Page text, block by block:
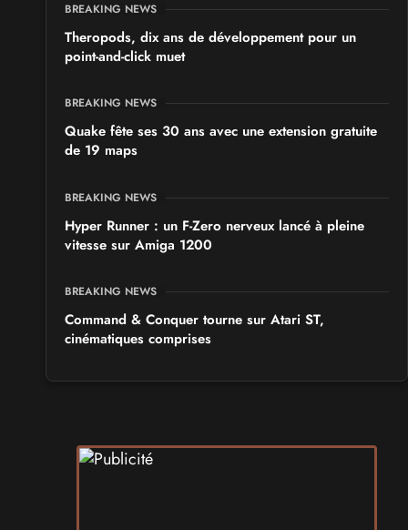
BREAKING NEWS
Theropods, dix ans de développement pour un
point-and-click muet
BREAKING NEWS
Quake fête ses 30 ans avec une extension gratuite
de 19 maps
BREAKING NEWS
Hyper Runner : un F-Zero nerveux lancé à pleine
vitesse sur Amiga 1200
BREAKING NEWS
Command & Conquer tourne sur Atari ST,
cinématiques comprises